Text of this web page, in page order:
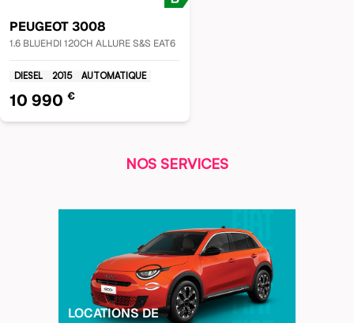
PEUGEOT3008
1.6 BLUEHDI 120CH ALLURE S&S EAT6
DIESEL 2015 AUTOMATIQUE
10 990 €
NOS SERVICES
LOCATIONS DE